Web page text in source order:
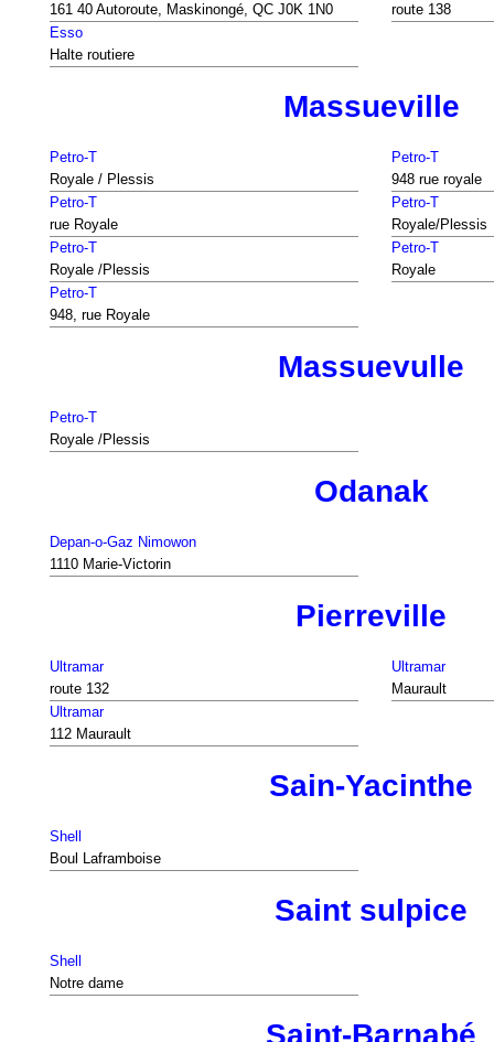
161 40 Autoroute, Maskinongé, QC J0K 1N0
route 138
Esso
Halte routiere
Massueville
Petro-T
Royale / Plessis
Petro-T
948 rue royale
Petro-T
rue Royale
Petro-T
Royale/Plessis
Petro-T
Royale /Plessis
Petro-T
Royale
Petro-T
948, rue Royale
Massuevulle
Petro-T
Royale /Plessis
Odanak
Depan-o-Gaz Nimowon
1110 Marie-Victorin
Pierreville
Ultramar
route 132
Ultramar
Maurault
Ultramar
112 Maurault
Sain-Yacinthe
Shell
Boul Laframboise
Saint sulpice
Shell
Notre dame
Saint-Barnabé